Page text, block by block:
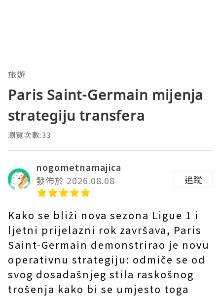
旅遊
Paris Saint-Germain mijenja
strategiju transfera
瀏覽次數:33
nogometnamajica
發佈於 2026.08.08
追蹤
Kako se bliži nova sezona Ligue 1 i
ljetni prijelazni rok završava, Paris
Saint-Germain demonstrirao je novu
operativnu strategiju: odmiče se od
svog dosadašnjeg stila raskošnog
trošenja kako bi se umjesto toga